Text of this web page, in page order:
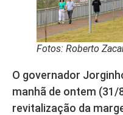
Fotos: Roberto
O governador
manhã de ontem (31/
revitalização da